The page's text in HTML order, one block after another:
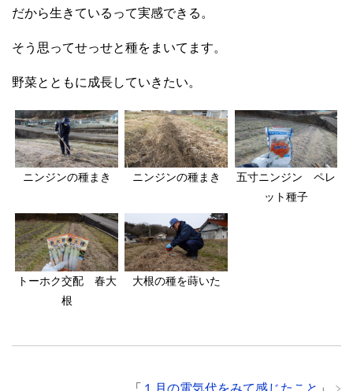
だから生きているって実感できる。
そう思ってせっせと種をまいてます。
野菜とともに成長していきたい。
ニンジンの種まき ニンジンの種まき
五寸ニンジン ペレ
ット種子
トーホク交配 春大
根
大根の種を蒔いた